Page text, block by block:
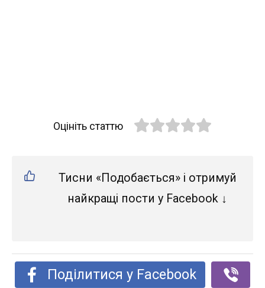
Оцініть статтю
Тисни «Подобається» і отримуй
найкращі пости у Facebook ↓
Поділитися у Facebook